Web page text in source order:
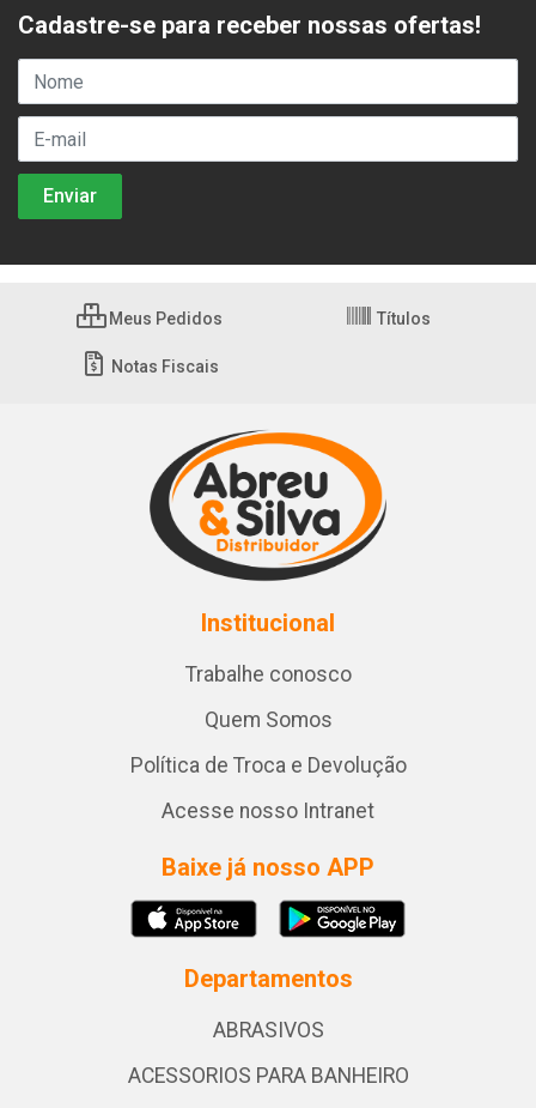
Cadastre-se para receber nossas ofertas!
Meus Pedidos Títulos
Notas Fiscais
Institucional
Trabalhe conosco
Quem Somos
Política de Troca e Devolução
Acesse nosso Intranet
Baixe já nosso APP
Departamentos
ABRASIVOS
ACESSORIOS PARA BANHEIRO